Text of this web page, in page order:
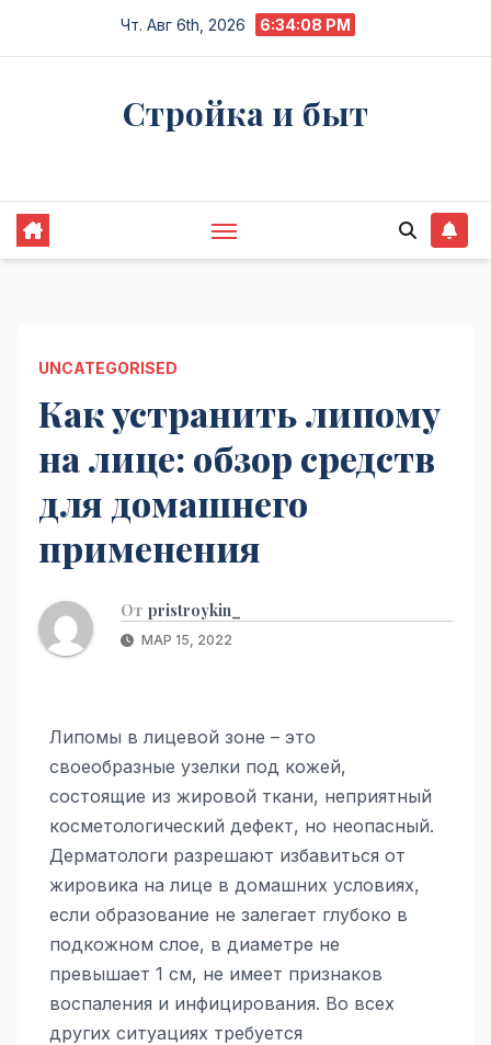
Чт. Авг 6th, 2026 6:34:09 PM
Стройка и быт
UNCATEGORISED
Как устранить липому
на лице: обзор средств
для домашнего
применения
От pristroykin_
МАР 15, 2022
Липомы в лицевой зоне – это
своеобразные узелки под кожей,
состоящие из жировой ткани, неприятный
косметологический дефект, но неопасный.
Дерматологи разрешают избавиться от
жировика на лице в домашних условиях,
если образование не залегает глубоко в
подкожном слое, в диаметре не
превышает 1 см, не имеет признаков
воспаления и инфицирования. Во всех
других ситуациях требуется